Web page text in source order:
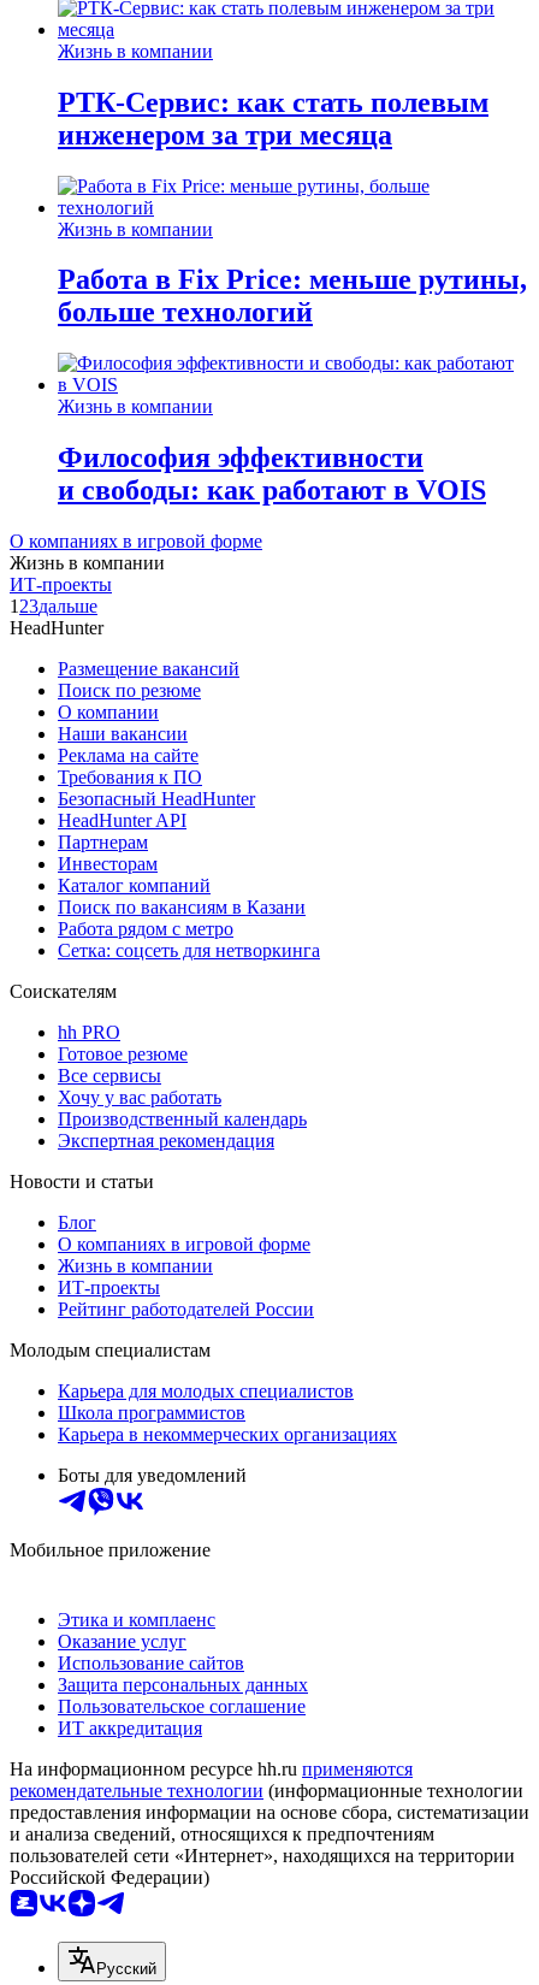
Жизнь в компании
РТК-Сервис: как стать полевым
инженером за три месяца
Жизнь в компании
Работа в Fix Price: меньше рутины,
больше технологий
Жизнь в компании
Философия эффективности
и свободы: как работают в VOIS
О компаниях в игровой форме
Жизнь в компании
ИТ-проекты
1 23дальше
HeadHunter
Размещение вакансий
Поиск по резюме
О компании
Наши вакансии
Реклама на сайте
Требования к ПО
Безопасный HeadHunter
HeadHunter API
Партнерам
Инвесторам
Каталог компаний
Поиск по вакансиям в Казани
Работа рядом с метро
Сетка: соцсеть для нетворкинга
Соискателям
hh PRO
Готовое резюме
Все сервисы
Хочу у вас работать
Производственный календарь
Экспертная рекомендация
Новости и статьи
Блог
О компаниях в игровой форме
Жизнь в компании
ИТ-проекты
Рейтинг работодателей России
Молодым специалистам
Карьера для молодых специалистов
Школа программистов
Карьера в некоммерческих организациях
Боты для уведомлений
Мобильное приложение
Этика и комплаенс
Оказание услуг
Использование сайтов
Защита персональных данных
Пользовательское соглашение
ИТ аккредитация
На информационном ресурсе hh.ru применяются
рекомендательные технологии (информационные технологии
предоставления информации на основе сбора, систематизации
и анализа сведений, относящихся к предпочтениям
пользователей сети «Интернет», находящихся на территории
Российской Федерации)
Русский